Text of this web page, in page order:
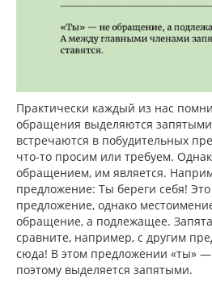
Практически каждый из нас
обращения выделяются
встречаются в побудительных
что-то просим или требуем.
обращением, им является.
предложение: Ты береги себя!
предложение, однако
обращение, а подлежащее.
сравните, например, с другим
сюда! В этом предложении «ты»
поэтому выделяется запятыми.